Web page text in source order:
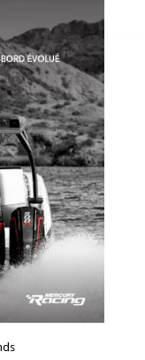
suivant
Sport Crossover
2025